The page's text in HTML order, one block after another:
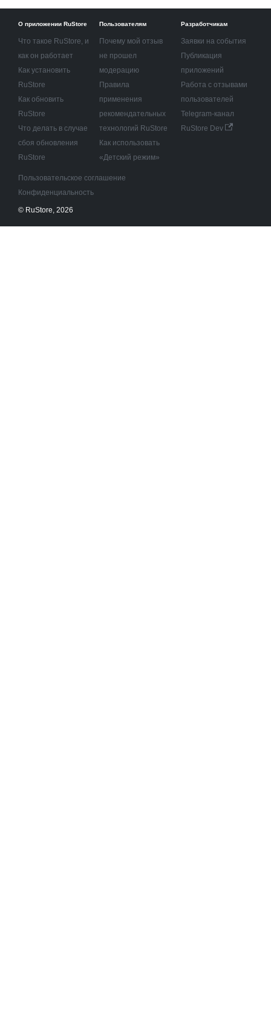
О приложении RuStore
Что такое RuStore, и
как он работает
Как установить
RuStore
Как обновить
RuStore
Что делать в случае
сбоя обновления
RuStore
Пользователям
Почему мой отзыв
не прошел
модерацию
Правила
применения
рекомендательных
технологий RuStore
Как использовать
«Детский режим»
Разработчикам
Заявки на события
Публикация
приложений
Работа с отзывами
пользователей
Telegram-канал
RuStore Dev
Пользовательское соглашение
Конфиденциальность
© RuStore, 2026